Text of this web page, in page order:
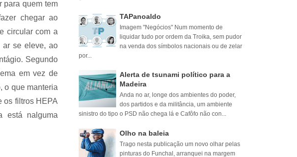
para quem tem
chegar ao
circular com a
ar se eleve, ao
Segundo
em vez de
o que manteria
os filtros HEPA
está nalguma
TAPanoaldo
Imagem "Negócios" Num momento de
liquidar tudo por ordem da Troika, sem pudor
na venda dos símbolos nacionais ou de zelar
por...
Alerta de tsunami político para a
Madeira
Anda no ar, longe dos ambientes do poder,
dos partidos e da militância, um ambiente
sinistro do tipo o PSD não chega lá e Cafôfo não con...
Olho na baleia
Trago nesta publicação um novo olhar pelas
pinturas do Funchal, arranquei na margem